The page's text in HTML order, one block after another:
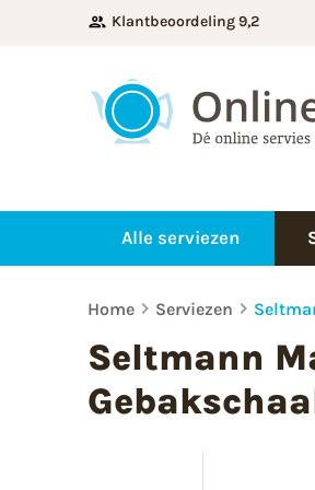
Klantbeoordeling 9,2
Alle serviezen
Home Serviezen
Seltmann